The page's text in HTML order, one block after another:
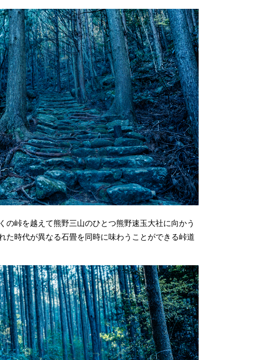
の峠を越えて熊野三山のひとつ熊野速玉大社に向かう
た時代が異なる石畳を同時に味わうことができる峠道